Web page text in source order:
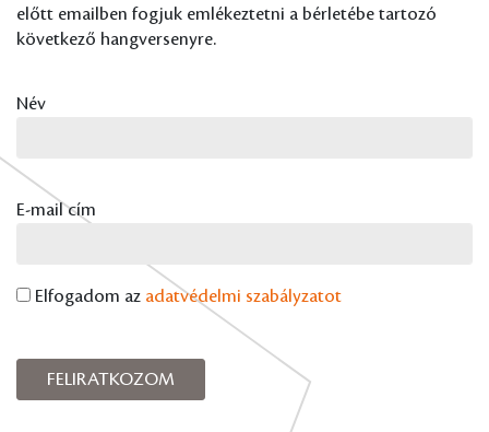
előtt emailben fogjuk emlékeztetni a bérletébe tartozó
következő hangversenyre.
Név
E-mail cím
Elfogadom az adatvédelmi szabályzatot